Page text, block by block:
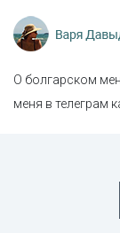
О болгарском
меня в телеграм